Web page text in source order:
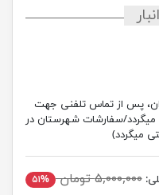
تهران، پس از تماس تلفنی جهت
میگردد/سفارشات شهرستان در
میگردد)
۵,۰۰۰,۰۰۰ تومان ۵۱%